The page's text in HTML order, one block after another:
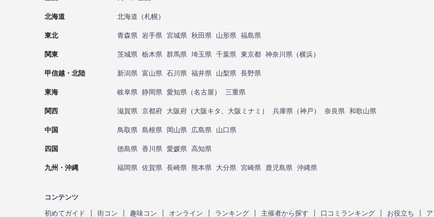
北海道 北海道 （札幌）
東北 青森県 岩手県 宮城県 秋田県 山形県 福島県
関東 茨城県 栃木県 群馬県 埼玉県 千葉県 東京都 神奈川県 （横浜）
甲信越・北陸 新潟県 富山県 石川県 福井県 山梨県 長野県
東海 岐阜県 静岡県 愛知県 （名古屋） 三重県
関西 滋賀県 京都府 大阪府 （大阪キタ 大阪ミナミ ） 兵庫県 （神戸） 奈良県 和歌山県
中国 鳥取県 島根県 岡山県 広島県 山口県
四国 徳島県 香川県 愛媛県 高知県
九州・沖縄 福岡県 佐賀県 長崎県 熊本県 大分県 宮崎県 鹿児島県 沖縄県
コンテンツ
初めてガイド
街コン 趣味コン オンライン ランキング 主催者から探す 口コミランキング お役立ち